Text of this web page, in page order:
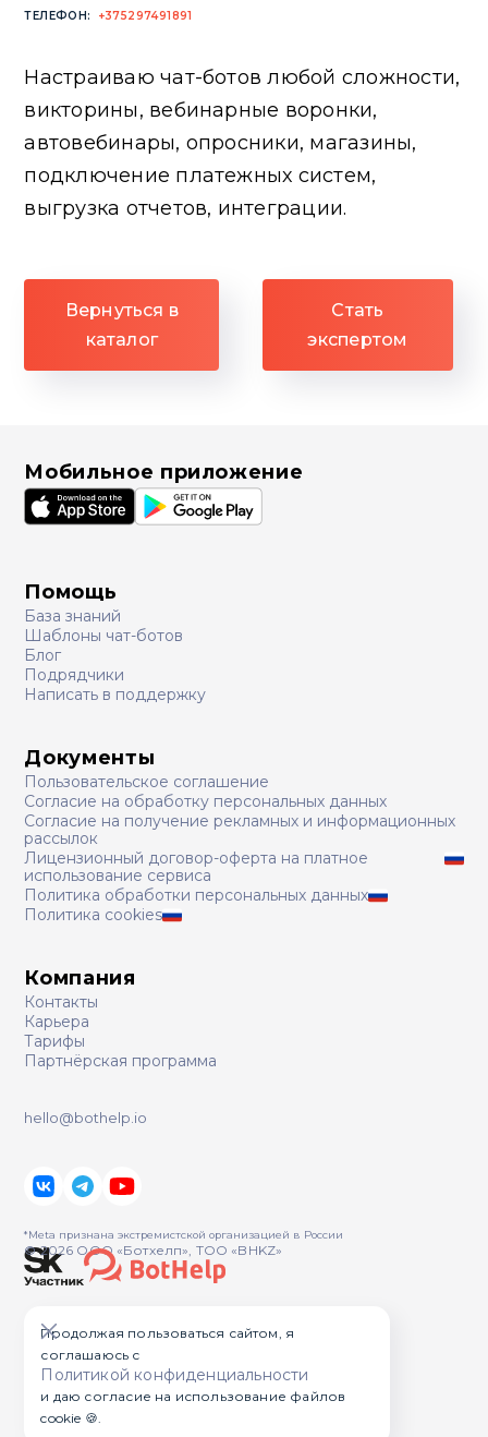
ТЕЛЕФОН:
+375297491891
Настраиваю чат-ботов любой сложности,
викторины, вебинарные воронки,
автовебинары, опросники, магазины,
подключение платежных систем,
выгрузка отчетов, интеграции.
Вернуться в
каталог
Стать
экспертом
Продолжая пользоваться сайтом, я
соглашаюсь с
Политикой конфиденциальности
и даю согласие на использование файлов
cookie 🍪.
Помощь
База знаний
Шаблоны чат-ботов
Блог
Подрядчики
Написать в поддержку
Документы
Пользовательское соглашение
Согласие на обработку персональных данных
Согласие на получение рекламных и информационных
рассылок
Лицензионный договор-оферта на платное
использование сервиса
Политика обработки персональных данных
Политика cookies
Компания
Контакты
Карьера
Тарифы
Партнёрская программа
Мобильное приложение
*Meta признана экстремистcкой организацией в России
© 2026 ООО «Ботхелп», ТОО «BHKZ»
hello@bothelp.io